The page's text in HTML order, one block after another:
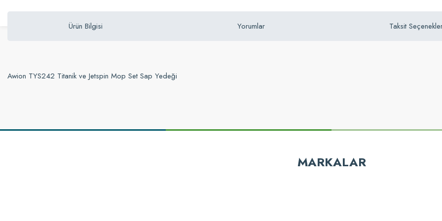
Ürün Bilgisi Yorumlar Taksit
Awion TYS242 Titanik ve Jetspin Mop Set Sap Yedeği
MARKALAR